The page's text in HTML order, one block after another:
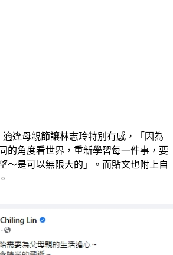
適逢母親節讓林志玲特別有感，「因為
的角度看世界，重新學習每一件事，要
～是可以無限大的」。而貼文也附上自